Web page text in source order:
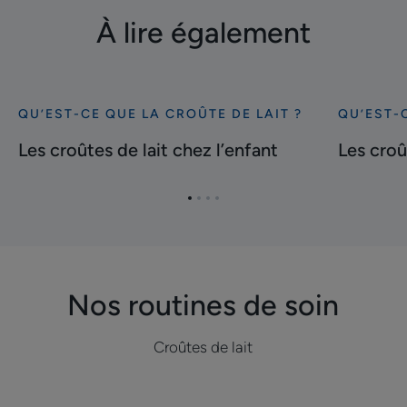
À lire également
Découvrir
Les
QU’EST-CE QUE LA CROÛTE DE LAIT ?
Les croûtes de lait chez l’enfant
Découvrir
Les
QU’EST-
Les
Aller
Aller
Aller
Aller
Nos routines de soin
Croûtes de lait